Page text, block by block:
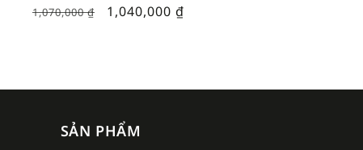
1,070,000₫ 1,040,000 ₫
SẢN PHẨM